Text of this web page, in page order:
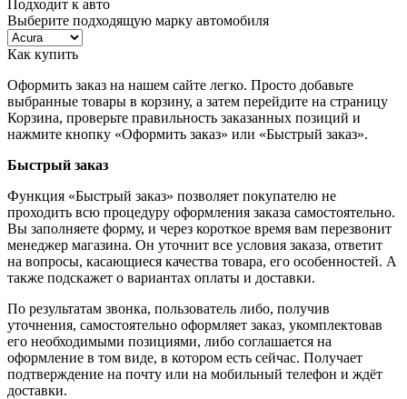
Подходит к авто
Выберите подходящую марку автомобиля
Как купить
Оформить заказ на нашем сайте легко. Просто добавьте
выбранные товары в корзину, а затем перейдите на страницу
Корзина, проверьте правильность заказанных позиций и
нажмите кнопку «Оформить заказ» или «Быстрый заказ».
Быстрый заказ
Функция «Быстрый заказ» позволяет покупателю не
проходить всю процедуру оформления заказа самостоятельно.
Вы заполняете форму, и через короткое время вам перезвонит
менеджер магазина. Он уточнит все условия заказа, ответит
на вопросы, касающиеся качества товара, его особенностей. А
также подскажет о вариантах оплаты и доставки.
По результатам звонка, пользователь либо, получив
уточнения, самостоятельно оформляет заказ, укомплектовав
его необходимыми позициями, либо соглашается на
оформление в том виде, в котором есть сейчас. Получает
подтверждение на почту или на мобильный телефон и ждёт
доставки.